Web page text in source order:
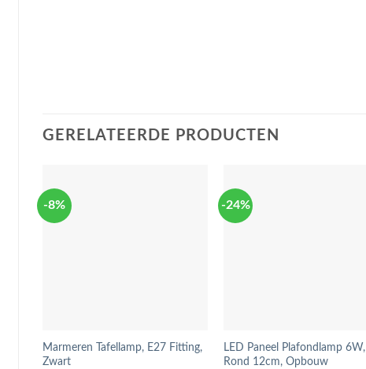
GERELATEERDE PRODUCTEN
-8%
Marmeren Tafellamp, E27 Fitting,
Zwart
-24%
LED Paneel Plafondlamp 6W,
Rond 12cm, Opbouw